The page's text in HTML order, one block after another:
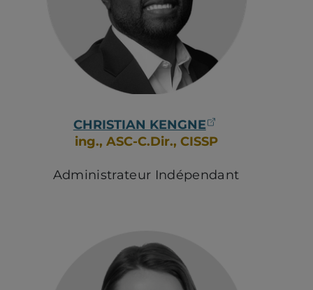
CHRISTIAN KENGNE
ing., ASC-C.Dir., CISSP
Administrateur Indépendant